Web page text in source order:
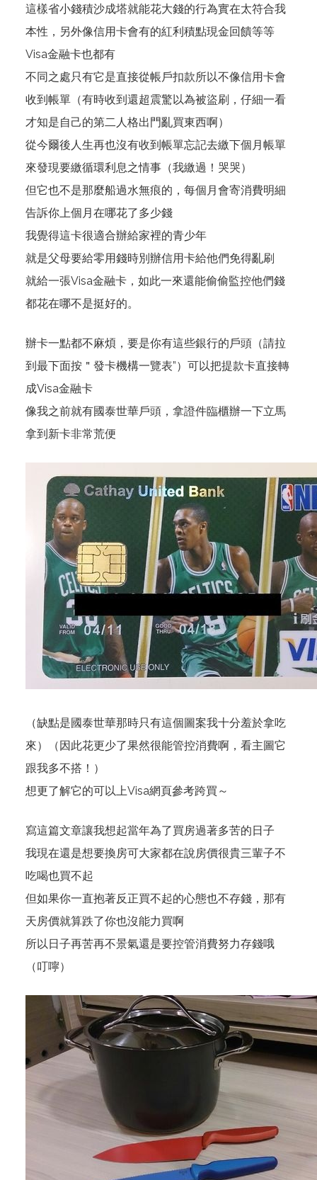
這樣省小錢積沙成塔就能花大錢的行為實在太符合我
本性，另外像信用卡會有的紅利積點現金回饋等等
Visa金融卡也都有
不同之處只有它是直接從帳戶扣款所以不像信用卡會
收到帳單（有時收到還超震驚以為被盜刷，仔細一看
才知是自己的第二人格出門亂買東西啊）
從今爾後人生再也沒有收到帳單忘記去繳下個月帳單
來發現要繳循環利息之情事（我繳過！哭哭）
但它也不是那麼船過水無痕的，每個月會寄消費明細
告訴你上個月在哪花了多少錢
我覺得這卡很適合辦給家裡的青少年
就是父母要給零用錢時別辦信用卡給他們免得亂刷
就給一張Visa金融卡，如此一來還能偷偷監控他們錢
都花在哪不是挺好的。
辦卡一點都不麻煩，要是你有這些銀行的戶頭（請拉
到最下面按＂發卡機構一覽表”）可以把提款卡直接轉
成Visa金融卡
像我之前就有國泰世華戶頭，拿證件臨櫃辦一下立馬
拿到新卡非常荒便
（缺點是國泰世華那時只有這個圖案我十分羞於拿吃
來）（因此花更少了果然很能管控消費啊，看主圖它
跟我多不搭！）
想更了解它的可以上Visa網頁參考跨買～
寫這篇文章讓我想起當年為了買房過著多苦的日子
我現在還是想要換房可大家都在說房價很貴三輩子不
吃喝也買不起
但如果你一直抱著反正買不起的心態也不存錢，那有
天房價就算跌了你也沒能力買啊
所以日子再苦再不景氣還是要控管消費努力存錢哦
（叮嚀）